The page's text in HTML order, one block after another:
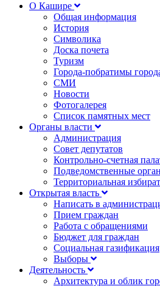
О Кашире
Общая информация
История
Символика
Доска почета
Туризм
Города-побратимы
СМИ
Новости
Фотогалерея
Список памятных мест
Органы власти
Администрация
Совет депутатов
Контрольно-счетная
Подведомственные
Территориальная
Открытая власть
Написать в
Прием граждан
Работа с обращениями
Бюджет для граждан
Социальная газификация
Выборы
Деятельность
Архитектура и облик